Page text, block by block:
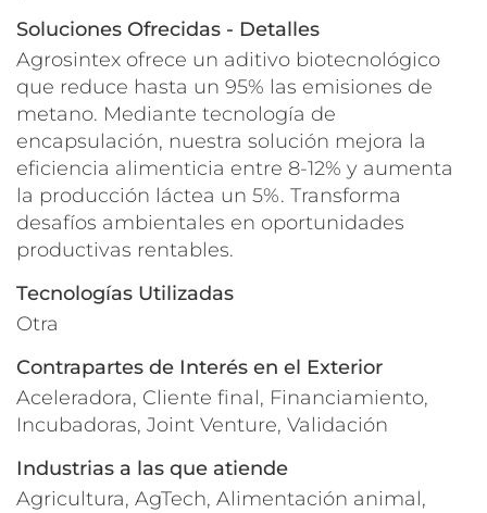
Soluciones Ofrecidas - Detalles
Agrosintex ofrece un aditivo biotecnológico
que reduce hasta un 95% las emisiones de
metano. Mediante tecnología de
encapsulación, nuestra solución mejora la
eficiencia alimenticia entre 8-12% y aumenta
la producción láctea un 5%. Transforma
desafíos ambientales en oportunidades
productivas rentables.
Tecnologías Utilizadas
Otra
Contrapartes de Interés en el Exterior
Aceleradora, Cliente final, Financiamiento,
Incubadoras, Joint Venture, Validación
Industrias a las que atiende
Agricultura, AgTech, Alimentación animal,